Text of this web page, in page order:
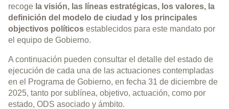
recoge la visión, las líneas estratégicas, los valores, la
definición del modelo de ciudad y los principales
objectivos políticos establecidos para este mandato por
el equipo de Gobierno.
A continuación pueden consultar el detalle del estado de
ejecución de cada una de las actuaciones contempladas
en el Programa de Gobierno, en fecha 31 de diciembre de
2025, tanto por sublínea, objetivo, actuación, como por
estado, ODS asociado y ámbito.